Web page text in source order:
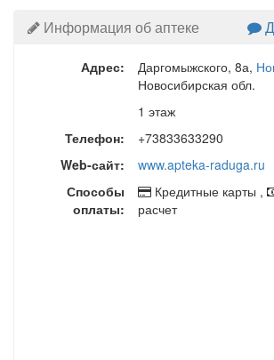
Информация об аптеке
Адрес: Даргомыжского, 8а,
Новосибирская обл.
1 этаж
Телефон:
+73833633290
Web-сайт:
www.apteka-raduga.ru
Способы
оплаты:
Кредитные карты ,
расчет